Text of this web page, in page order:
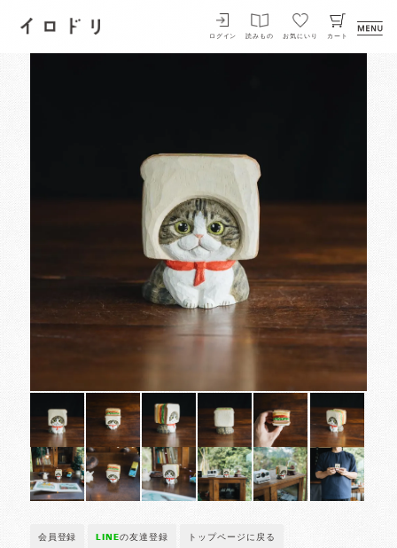
イロドリ
ログイン 読みもの お気にいり カート
会員登録 LINEの友達登録 トップページに戻る